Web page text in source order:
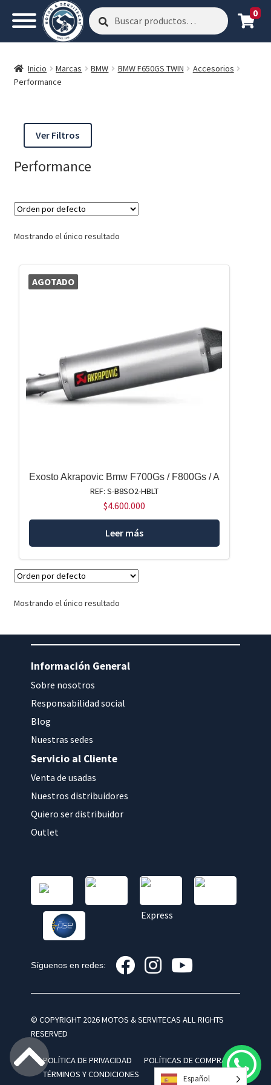
Buscar
por:
Buscar 0
Inicio Marcas BMW BMW F650GS TWIN
Accesorios
Performance
Ver Filtros
Performance
Mostrando el único resultado
AGOTADO
Exosto Akrapovic Bmw F700Gs / F800Gs / A
REF: S-B8SO2-HBLT
$4.600.000
Leer más
Mostrando el único resultado
Información General
Sobre nosotros
Responsabilidad social
Blog
Nuestras sedes
Servicio al Cliente
Venta de usadas
Nuestros distribuidores
Quiero ser distribuidor
Outlet
Síguenos en redes:
© COPYRIGHT 2026 MOTOS & SERVITECAS ALL RIGHTS
RESERVED
POLÍTICA DE PRIVACIDAD
POLÍTICAS DE COMPRA
TÉRMINOS Y CONDICIONES
Español